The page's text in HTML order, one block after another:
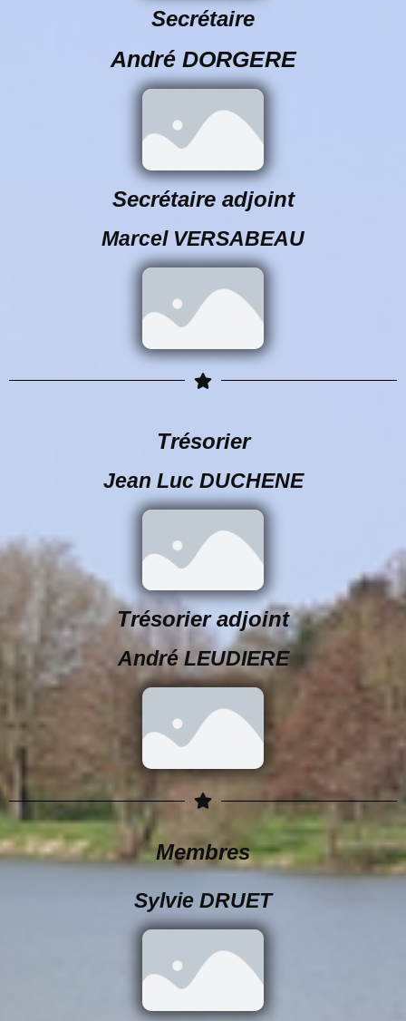
Secrétaire
André DORGERE
Secrétaire adjoint
Marcel VERSABEAU
Trésorier
Jean Luc DUCHENE
Trésorier adjoint
André LEUDIERE
Membres
Sylvie DRUET